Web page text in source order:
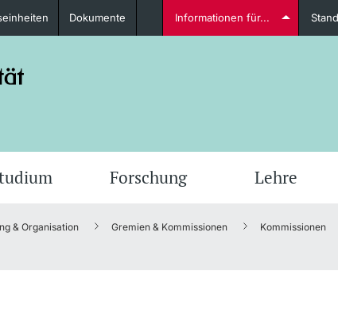
Dozierende
Dokumente Informationen für...
Forschung Lehre
& Organisation Gremien & Kommissionen Kommissionen